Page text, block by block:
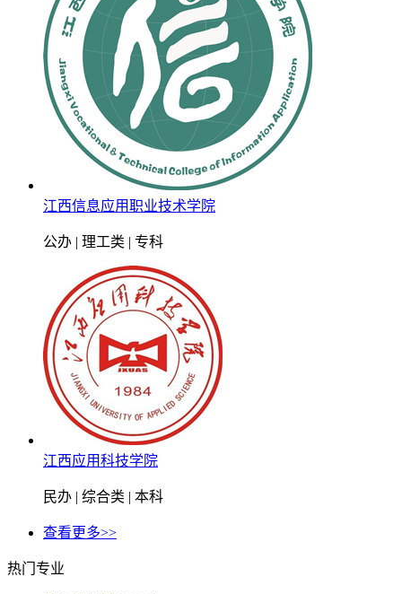
江西信息应用职业技术学院
公办 | 理工类 | 专科
江西应用科技学院
民办 | 综合类 | 本科
查看更多>>
热门专业